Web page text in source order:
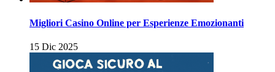
Migliori Casino Online per Esperienze Emozionanti
15 Dic 2025